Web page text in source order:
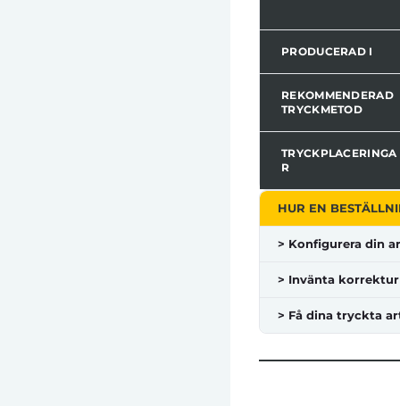
PRODUCERAD I
REKOMMENDERAD
TRYCKMETOD
TRYCKPLACERINGA
R
HUR EN
> Konfigurera din
> Invänta korrektur
> Få dina tryckta